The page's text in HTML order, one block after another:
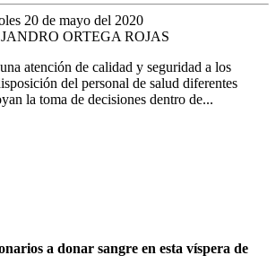
20 de mayo del 2020
ORTEGA ROJAS
atención de calidad y seguridad a los
del personal de salud diferentes
la toma de decisiones dentro de...
a donar sangre en esta víspera de